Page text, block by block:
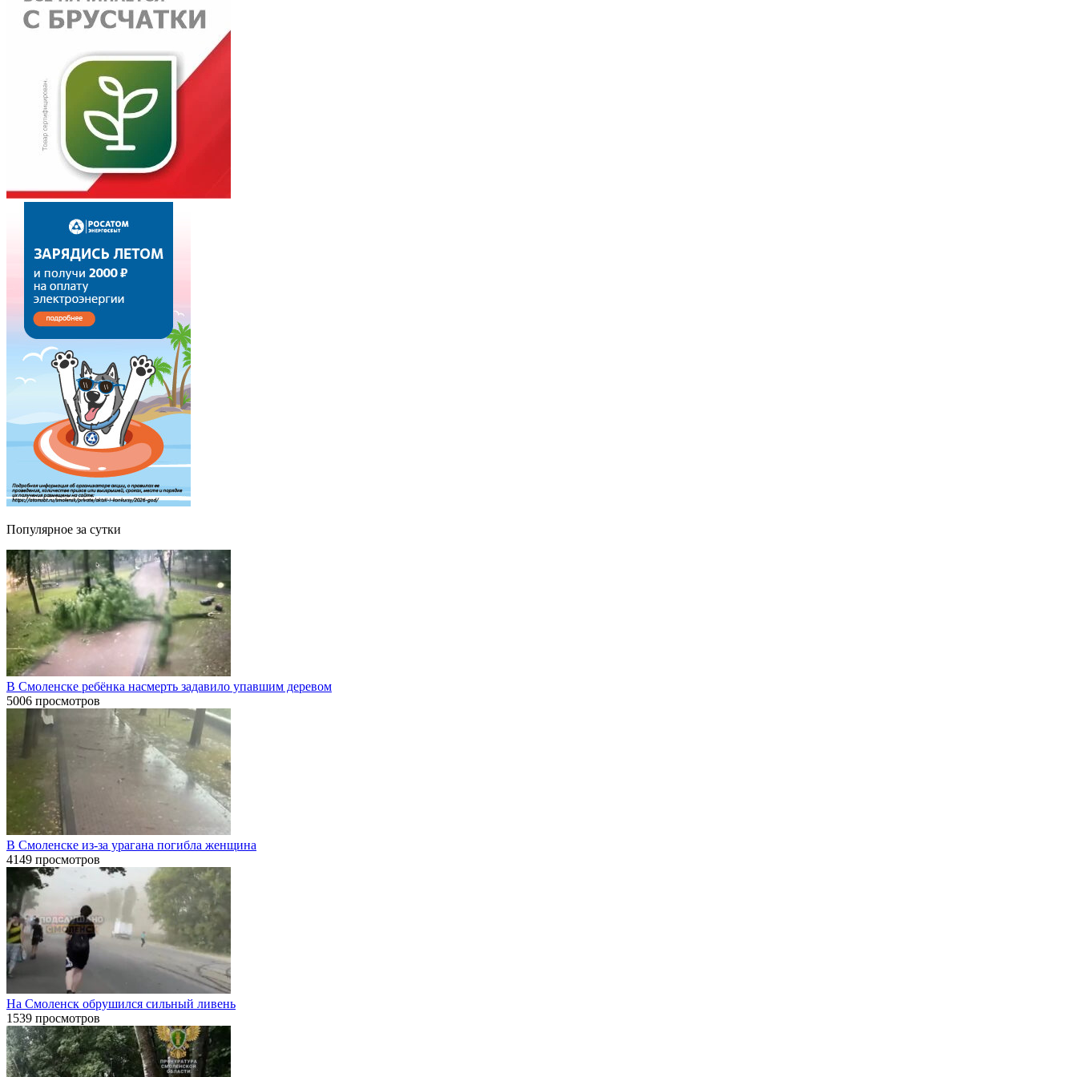
Популярное за сутки
В Смоленске ребёнка насмерть задавило упавшим деревом
5006 просмотров
В Смоленске из-за урагана погибла женщина
4149 просмотров
На Смоленск обрушился сильный ливень
1539 просмотров